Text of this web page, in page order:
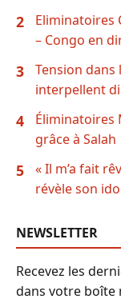
2
Eliminatoires
– Congo en
3
Tension dans
interpellent
4
Éliminatoires
grâce à Salah
5
« Il m’a fait
révèle son
NEWSLETTER
Recevez les
dans votre boîte